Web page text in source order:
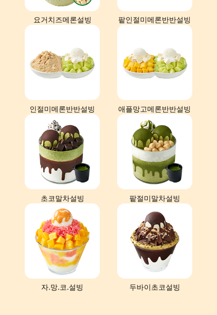
요거치즈메론설빙 팥인절미메론반반설빙
인절미메론반반설빙 애플망고메론반반설빙
초코말차설빙 팥절미말차설빙
자.망.코.설빙 두바이초코설빙